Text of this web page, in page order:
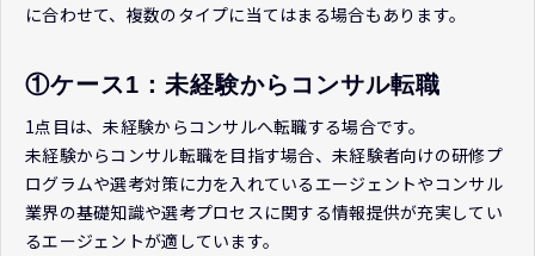
に合わせて、複数のタイプに当てはまる場合もあります。
①ケース1：未経験からコンサル転職
1点目は、未経験からコンサルへ転職する場合です。
未経験からコンサル転職を目指す場合、未経験者向けの研修プ
ログラムや選考対策に力を入れているエージェントやコンサル
業界の基礎知識や選考プロセスに関する情報提供が充実してい
るエージェントが適しています。